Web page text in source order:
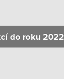
do roku 2022